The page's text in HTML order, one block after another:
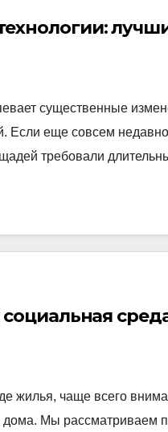
существенные
Если еще совсем
требовали
жилья, чаще всего
дома. Мы рассматриваем